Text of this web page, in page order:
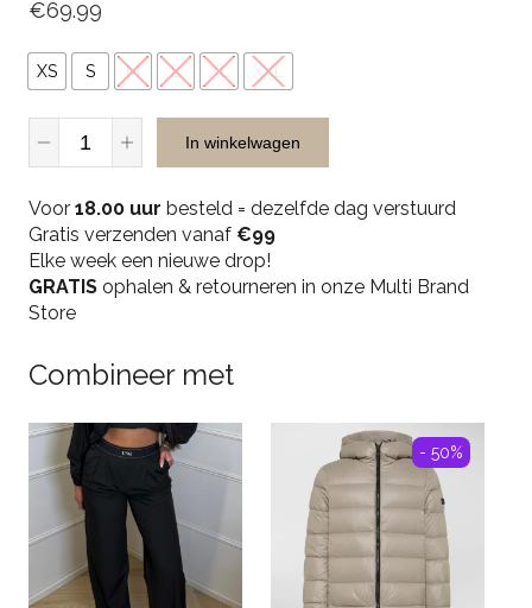
€69.99
XS S M L XL XXL
Malelions
Men
T-
Shirt
-
Dark
Sage
In winkelwagen
Voor 18.00 uur besteld = dezelfde dag verstuurd
Gratis verzenden vanaf €99
Elke week een nieuwe drop!
GRATIS ophalen & retourneren in onze Multi Brand
Store
Combineer met
- 50%